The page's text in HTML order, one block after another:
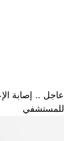
عاجل .. إصابة
للمستشفي